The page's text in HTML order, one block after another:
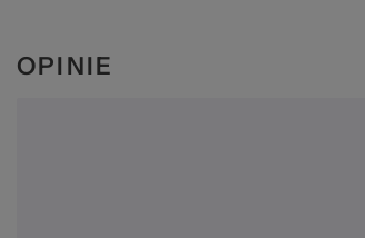
OPINIE